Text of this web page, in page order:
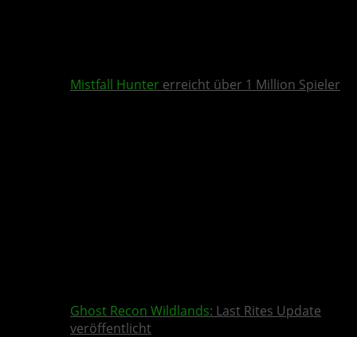
Mistfall Hunter erreicht über 1 Million Spieler
Ghost Recon Wildlands: Last Rites Update
veröffentlicht